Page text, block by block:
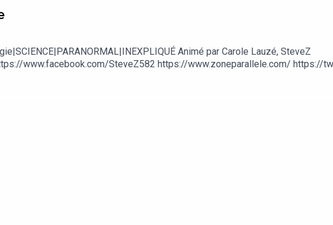
Animé par Carole Lauzé, SteveZ
www.facebook.com/SteveZ582 https://www.zoneparallele.com/ https://